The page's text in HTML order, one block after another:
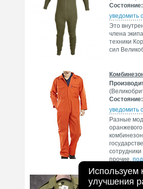
Состояние:
уведомить
Это
члена
техники
сил
Состояние:
уведомить
Разные
прочие.
УЦЕНКА.
m9330
Используем
улучшения